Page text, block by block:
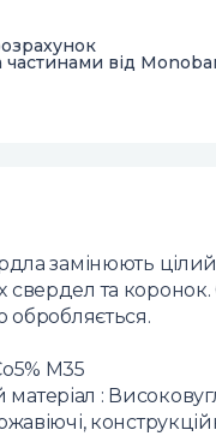
від
замінюють
свердел та
обробляється.
M35
: